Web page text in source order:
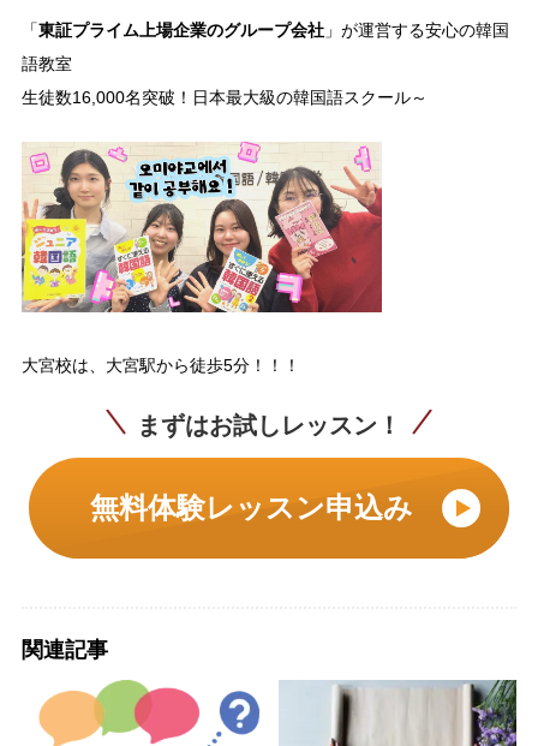
「 東証プライム上場企業のグループ会社」が運営する安心の韓国
語教室
生徒数16,000名突破！日本最大級の韓国語スクール～
大宮校は、大宮駅から徒歩5分！！！
まずはお試しレッスン！
無料体験レッスン申込み
関連記事